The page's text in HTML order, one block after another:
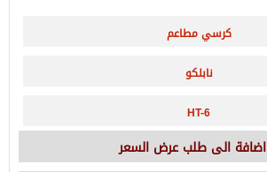
كرسي مطاعم
نابلكو
HT-6
اضافة الى طلب عرض السعر